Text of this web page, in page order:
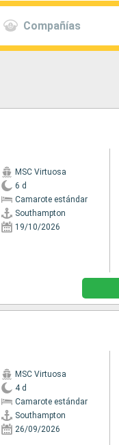
Compañías
MSC Virtuosa
6 d
Camarote estándar
Southampton
19/10/2026
MSC Virtuosa
4 d
Camarote estándar
Southampton
26/09/2026